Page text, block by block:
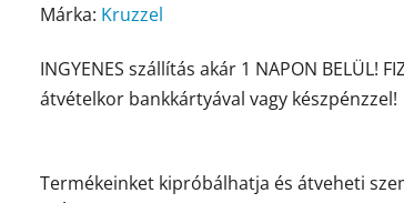
termék
értékelése
5-
csillag.
Márka: Kruzzel
INGYENES szállítás akár 1 NAPON BELÜL!
átvételkor bankkártyával vagy készpénzzel!
Termékeinket kipróbálhatja és átveheti